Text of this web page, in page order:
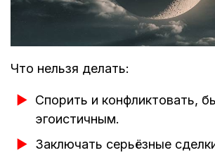
Что нельзя делать:
Спорить и конфликтовать,
эгоистичным.
Заключать серьёзные